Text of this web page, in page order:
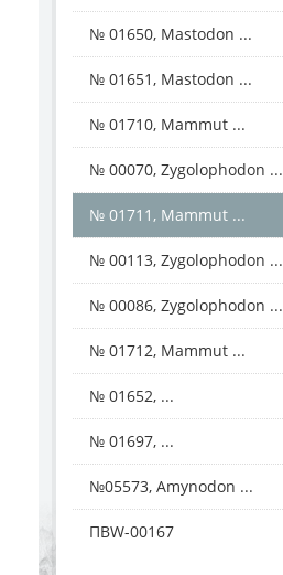
№ 01650, Mastodon ...
№ 01651, Mastodon ...
№ 01710, Mammut ...
№ 00070, Zygolophodon ...
№ 01711, Mammut ...
№ 00113, Zygolophodon ...
№ 00086, Zygolophodon ...
№ 01712, Mammut ...
№ 01652, ...
№ 01697, ...
№05573, Amynodon ...
ПВW-00167